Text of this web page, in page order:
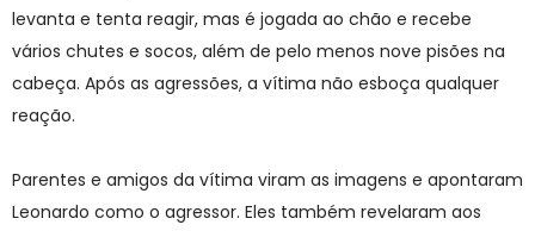
levanta e tenta reagir, mas é jogada ao chão e recebe
vários chutes e socos, além de pelo menos nove pisões na
cabeça. Após as agressões, a vítima não esboça qualquer
reação.
Parentes e amigos da vítima viram as imagens e apontaram
Leonardo como o agressor. Eles também revelaram aos